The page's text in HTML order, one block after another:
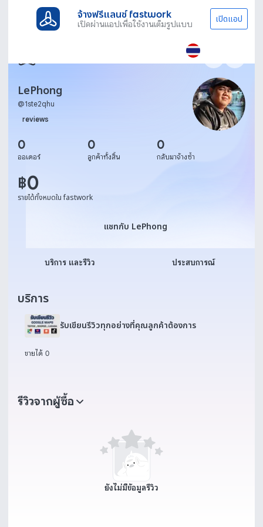
จ้างฟรีแลนซ์ fastwork
เปิดผ่านแอปเพื่อใช้งานเต็มรูปแบบ เปิดแอป
LePhong
@1ste2qhu
reviews
0
ออเดอร์
0
ลูกค้าทั้งสิ้น
0
กลับมาจ้างซ้ำ
฿0
รายได้ทั้งหมดใน fastwork
แชทกับ LePhong
แชทกับ LePhong
บริการ และรีวิว ประสบการณ์
บริการ
รับเขียนรีวิวทุกอย่างที่คุณลูกค้าต้องการ
ขายได้ 0
รีวิวจากผู้ซื้อ
ยังไม่มีข้อมูลรีวิว